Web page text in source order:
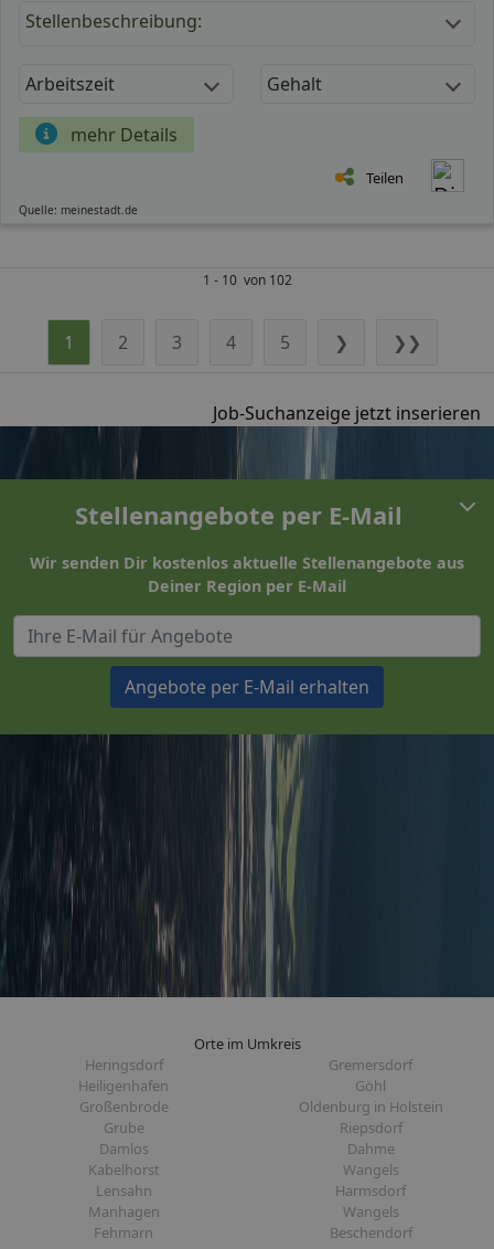
Stellenbeschreibung:
Arbeitszeit Gehalt
mehr Details
Teilen
Quelle: meinestadt.de
1 - 10 von 102
1 2 3 4 5 ❯ ❯❯
Job-Suchanzeige jetzt inserieren
Stellenangebote per E-Mail
Wir senden Dir kostenlos aktuelle Stellenangebote aus
Deiner Region per E-Mail
Angebote per E-Mail erhalten
Orte im Umkreis
Heringsdorf
Gremersdorf
Heiligenhafen
Göhl
Großenbrode
Oldenburg in Holstein
Grube
Riepsdorf
Damlos
Dahme
Kabelhorst
Wangels
Lensahn
Harmsdorf
Manhagen
Wangels
Fehmarn
Beschendorf